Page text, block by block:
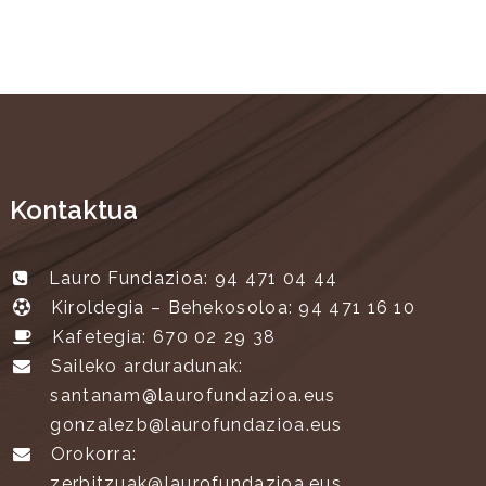
Kontaktua
Lauro Fundazioa: 94 471 04 44
Kiroldegia – Behekosoloa: 94 471 16 10
Kafetegia: 670 02 29 38
Saileko arduradunak:
santanam@laurofundazioa.eus
gonzalezb@laurofundazioa.eus
Orokorra: